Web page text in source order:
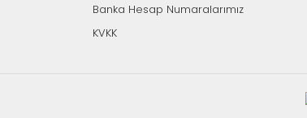
Banka Hesap Numaralarımız
KVKK